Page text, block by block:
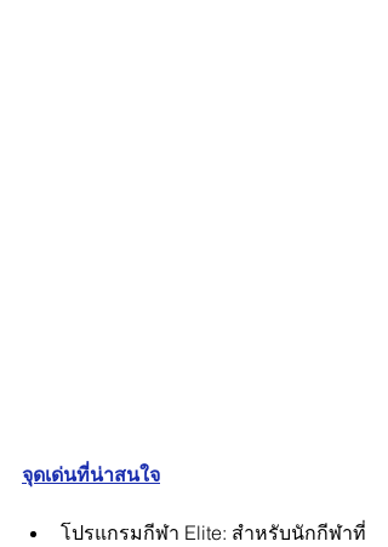
จุดเด่นที่น่าสนใจ
โปรแกรมกีฬา Elite: สำหรับนักกีฬาที่